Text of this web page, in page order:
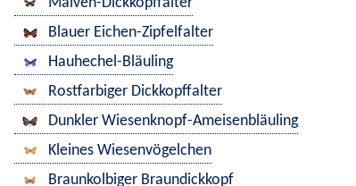
Blauer Eichen-Zipfelfalter
Hauhechel-Bläuling
Rostfarbiger Dickkopffalter
Dunkler Wiesenknopf-Ameisenbläuling
Kleines Wiesenvögelchen
Braunkolbiger Braundickkopf